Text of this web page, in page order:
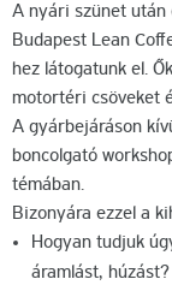
A nyári szünet után
Budapest Lean
hez látogatunk el.
motortéri csöveket
A gyárbejáráson
boncolgató
témában.
Bizonyára ezzel a
Hogyan tudjuk
áramlást, húzást?